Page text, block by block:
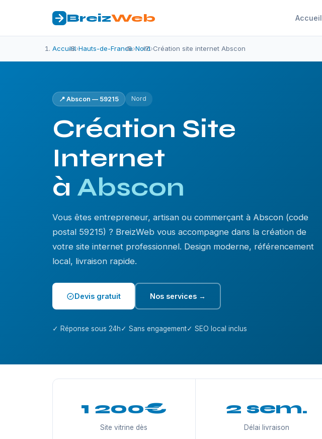
BreizWeb Accueil
Accueil›Hauts-de-France›Nord›Création site internet Abscon
📍 Abscon — 59215 Nord
Création Site
Internet
à Abscon
Vous êtes entrepreneur, artisan ou commerçant à Abscon (code
postal 59215) ? BreizWeb vous accompagne dans la création de
votre site internet professionnel. Design moderne, référencement
local, livraison rapide.
Devis gratuit Nos services →
✓ Réponse sous 24h✓ Sans engagement✓ SEO local inclus
1 200€
Site vitrine dès
2 sem.
Délai livraison